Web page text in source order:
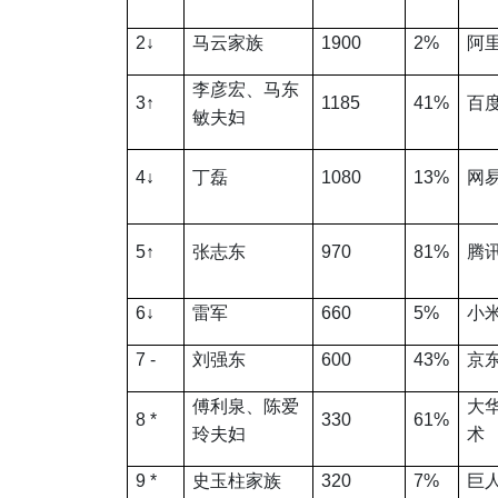
2↓ 马云家族 1900 2% 阿
3↑
李彦宏、马东
敏夫妇
1185 41% 百
4↓ 丁磊 1080 13% 网
5↑ 张志东 970 81% 腾
6↓ 雷军 660 5% 小
7 - 刘强东 600 43% 京
8 *
傅利泉、陈爱
玲夫妇
330 61%
大
术
9 * 史玉柱家族 320 7% 巨